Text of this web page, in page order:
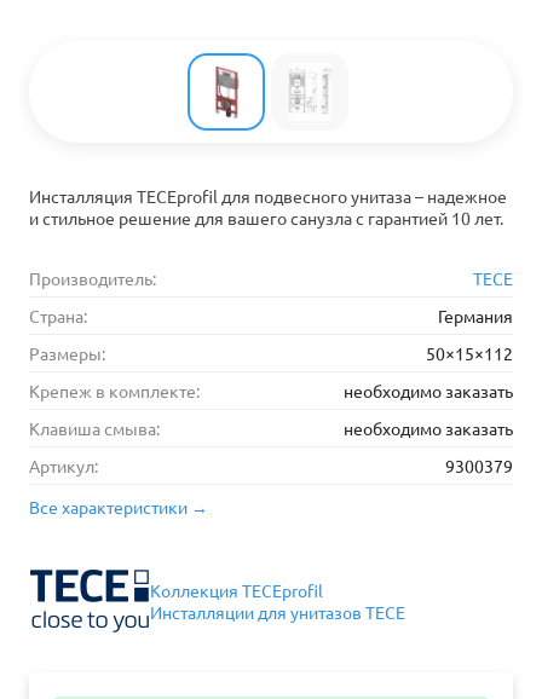
Инсталляция TECEprofil для подвесного унитаза – надежное
и стильное решение для вашего санузла с гарантией 10 лет.
Производитель:
TECE
Страна:
Германия
Размеры:
50×15×112
Крепеж в комплекте:
необходимо заказать
Клавиша смыва:
необходимо заказать
Артикул:
9300379
Все характеристики →
Коллекция TECEprofil
Инсталляции для унитазов TECE